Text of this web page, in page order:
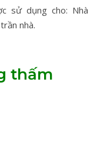
sử dụng cho: Nhà
nhà.
thấm